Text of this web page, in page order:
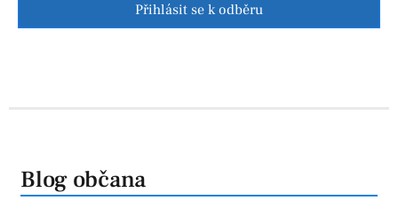
Přihlásit se k odběru
Blog občana